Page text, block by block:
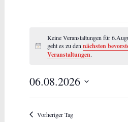
für
2026
Hinweis
Keine Veranstaltungen für
geht es zu dennächsten
Veranstaltungen.
06.08.2026
Vorheriger Tag